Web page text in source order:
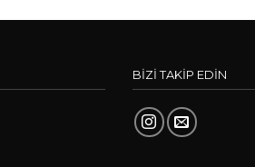
BİZİ TAKİP EDİN